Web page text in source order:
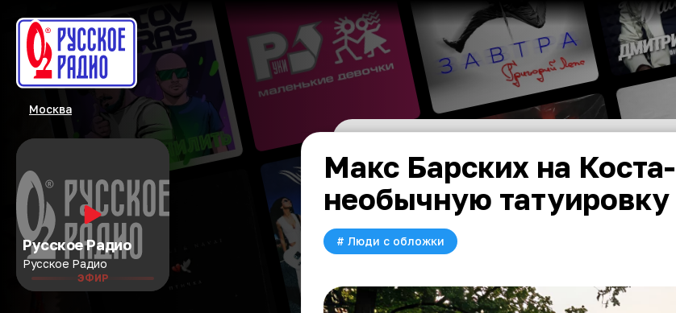
Москва
Русское Радио
Русское Радио
ЭФИР
Макс Барских на
необычную татуировку
# Люди с обложки